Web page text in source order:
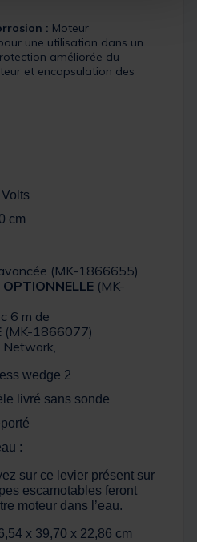
: Moteur
une utilisation dans un
améliorée du
et encapsulation des
cm
(MK-1866655)
OPTIONNELLE (MK-
6 m de
(MK-1866077)
Network,
wedge 2
livré sans sonde
:
sur ce levier présent sur
escamotables feront
moteur dans l’eau.
x 39,70 x 22,86 cm